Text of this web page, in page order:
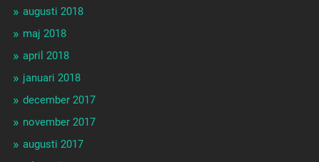
augusti 2018
maj 2018
april 2018
januari 2018
december 2017
november 2017
augusti 2017